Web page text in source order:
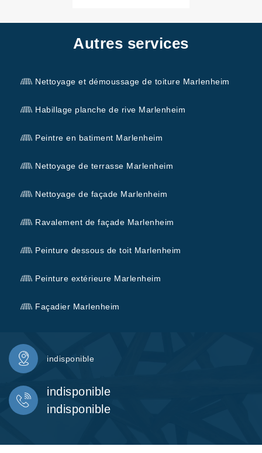
Autres services
Nettoyage et démoussage de toiture Marlenheim
Habillage planche de rive Marlenheim
Peintre en batiment Marlenheim
Nettoyage de terrasse Marlenheim
Nettoyage de façade Marlenheim
Ravalement de façade Marlenheim
Peinture dessous de toit Marlenheim
Peinture extérieure Marlenheim
Façadier Marlenheim
indisponible
indisponible
indisponible